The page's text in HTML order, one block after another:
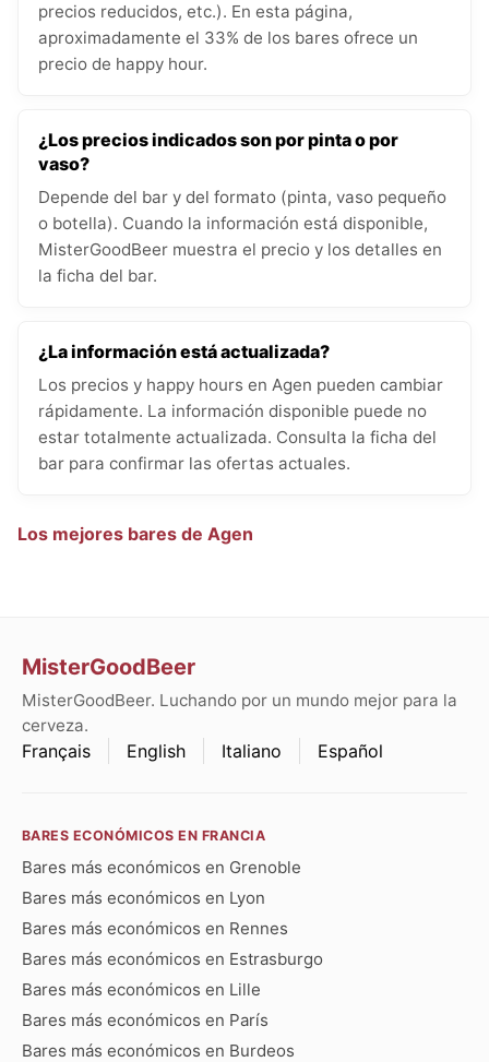
precios reducidos, etc.). En esta página,
aproximadamente el 33% de los bares ofrece un
precio de happy hour.
¿Los precios indicados son por pinta o por
vaso?
Depende del bar y del formato (pinta, vaso pequeño
o botella). Cuando la información está disponible,
MisterGoodBeer muestra el precio y los detalles en
la ficha del bar.
¿La información está actualizada?
Los precios y happy hours en Agen pueden cambiar
rápidamente. La información disponible puede no
estar totalmente actualizada. Consulta la ficha del
bar para confirmar las ofertas actuales.
Los mejores bares de Agen
MisterGoodBeer
MisterGoodBeer. Luchando por un mundo mejor para la
cerveza.
Français English Italiano Español
BARES ECONÓMICOS EN FRANCIA
Bares más económicos en Grenoble
Bares más económicos en Lyon
Bares más económicos en Rennes
Bares más económicos en Estrasburgo
Bares más económicos en Lille
Bares más económicos en París
Bares más económicos en Burdeos